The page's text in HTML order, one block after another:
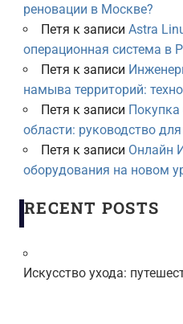
реновации в Москве?
Петя к записи Astra
операционная система в
Петя к записи
намыва территорий:
Петя к записи Покупка
области: руководство
Петя к записи Онлайн
оборудования на новом
RECENT POSTS
Искусство ухода: